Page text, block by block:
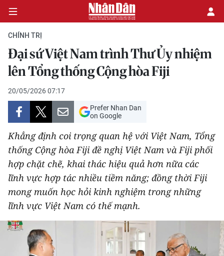
CHÍNH TRỊ
KINH TẾ
VĂN HÓA
XÃ HỘI
PHÁP LUẬT
DU LỊCH
THẾ GIỚI
THỂ THAO
CHÍNH TRỊ
Đại sứ Việt Nam trình Thư Ủy nhiệm
lên Tổng thống Cộng hòa Fiji
20/05/2026 07:17
Prefer Nhan Dan
on Google
Khẳng định coi trọng quan hệ với Việt Nam, Tổng
thống Cộng hòa Fiji đề nghị Việt Nam và Fiji phối
hợp chặt chẽ, khai thác hiệu quả hơn nữa các
lĩnh vực hợp tác nhiều tiềm năng; đồng thời Fiji
mong muốn học hỏi kinh nghiệm trong những
lĩnh vực Việt Nam có thế mạnh.